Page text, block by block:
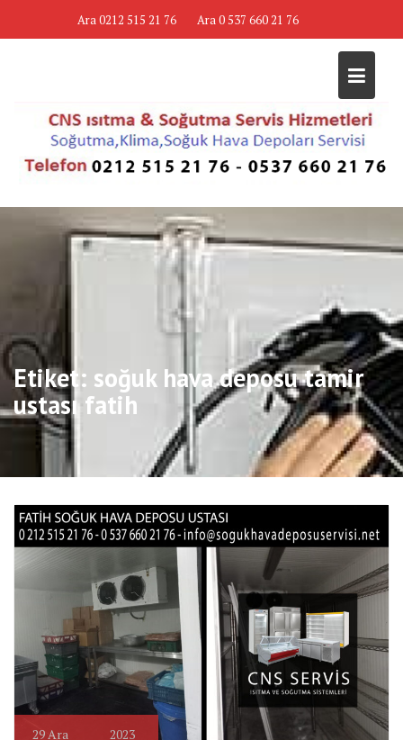
Ara 0212 515 21 76 Ara 0 537 660 21 76
Etiket: soğuk hava deposu tamir
ustası fatih
29Ara 2023